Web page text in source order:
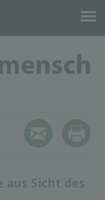
Sicht des